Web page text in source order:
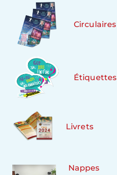
Circulaires
Étiquettes
Livrets
Nappes